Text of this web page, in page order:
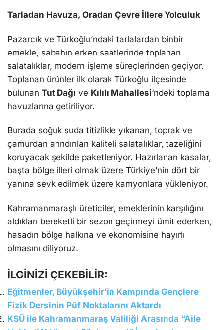
Tarladan Havuza, Oradan Çevre İllere Yolculuk
Pazarcık ve Türkoğlu’ndaki tarlalardan binbir
emekle, sabahın erken saatlerinde toplanan
salatalıklar, modern işleme süreçlerinden geçiyor.
Toplanan ürünler ilk olarak Türkoğlu ilçesinde
bulunan Tut Dağı ve Kılılı Mahallesi‘ndeki toplama
havuzlarına getiriliyor.
Burada soğuk suda titizlikle yıkanan, toprak ve
çamurdan arındırılan kaliteli salatalıklar, tazeliğini
koruyacak şekilde paketleniyor. Hazırlanan kasalar,
başta bölge illeri olmak üzere Türkiye’nin dört bir
yanına sevk edilmek üzere kamyonlara yükleniyor.
Kahramanmaraşlı üreticiler, emeklerinin karşılığını
aldıkları bereketli bir sezon geçirmeyi ümit ederken,
hasadın bölge halkına ve ekonomisine hayırlı
olmasını diliyoruz.
İLGİNİZİ ÇEKEBİLİR:
Eğitmenler, Büyükşehir’in Kampında Gençlere
Fizik Dersinin Püf Noktalarını Aktardı
KSÜ ile Kahramanmaraş Valiliği Arasında “Aile